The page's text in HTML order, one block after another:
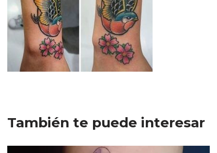
También te puede interesar